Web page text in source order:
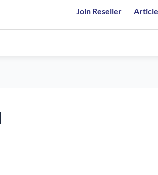
Join Reseller Article